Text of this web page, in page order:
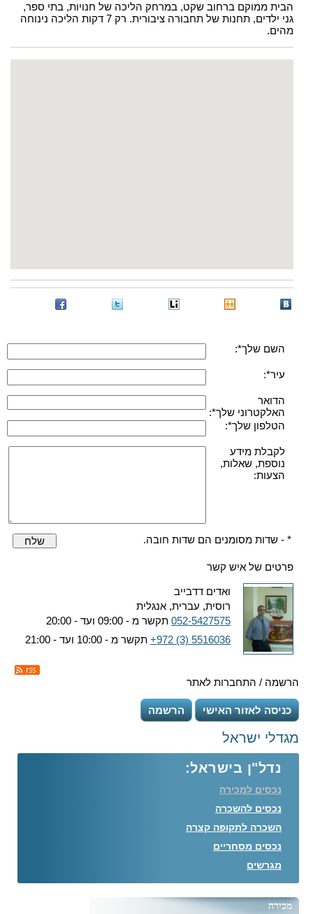
הבית ממוקם ברחוב שקט, במרחק הליכה של חנויות, בתי ספר,
גני ילדים, תחנות של תחבורה ציבורית. רק 7 דקות הליכה נינוחה
מהים.
השם שלך*:
עיר*:
הדואר
האלקטרוני שלך*:
הטלפון שלך*:
לקבלת מידע
נוספת, שאלות,
הצעות:
* - שדות מסומנים הם שדות חובה. שלח
פרטים של איש קשר
ואדים דדבייב
רוסית, עברית, אנגלית
052-5427575 תקשר מ - 09:00 ועד - 20:00
+972 (3) 5516036 תקשר מ - 10:00 ועד - 21:00
הרשמה / התחברות לאתר
כניסה לאזור האישי הרשמה
מגדלי ישראל
נדל"ן בישראל:
נכסים למכירה
נכסים להשכרה
השכרה לתקופה קצרה
נכסים מסחריים
מגרשים
מכירה